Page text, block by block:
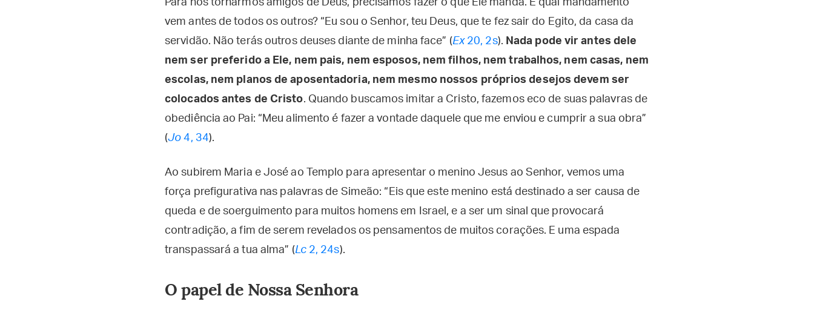
Para nos tornarmos amigos de Deus, precisamos fazer o que Ele manda. E qual mandamento
vem antes de todos os outros? “Eu sou o Senhor, teu Deus, que te fez sair do Egito, da casa da
servidão. Não terás outros deuses diante de minha face” (Ex20, 2s). Nada pode vir antes dele
nem ser preferido a Ele, nem pais, nem esposos, nem filhos, nem trabalhos, nem casas, nem
escolas, nem planos de aposentadoria, nem mesmo nossos próprios desejos devem ser
colocados antes de Cristo. Quando buscamos imitar a Cristo, fazemos eco de suas palavras de
obediência ao Pai: “Meu alimento é fazer a vontade daquele que me enviou e cumprir a sua obra”
(Jo 4, 34).
Ao subirem Maria e José ao Templo para apresentar o menino Jesus ao Senhor, vemos uma
força prefigurativa nas palavras de Simeão: “Eis que este menino está destinado a ser causa de
queda e de soerguimento para muitos homens em Israel, e a ser um sinal que provocará
contradição, a fim de serem revelados os pensamentos de muitos corações. E uma espada
transpassará a tua alma” (Lc2, 24s).
O papel de Nossa Senhora